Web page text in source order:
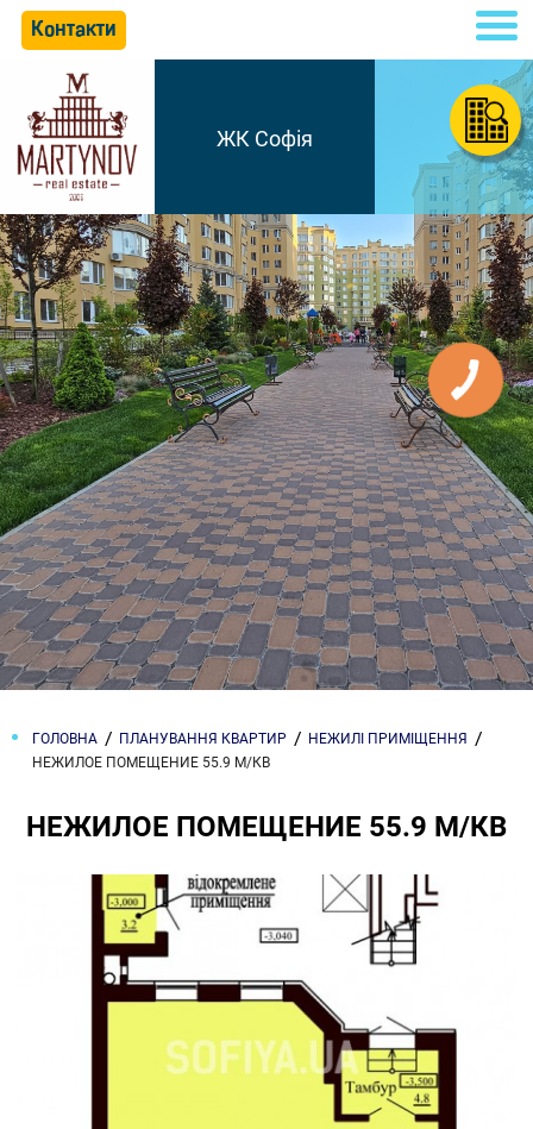
Контакти
ЖК Софія
ГОЛОВНА ПЛАНУВАННЯ КВАРТИР
НЕЖИЛІ ПРИМІЩЕННЯ
НЕЖИЛОЕ ПОМЕЩЕНИЕ 55.9 М/КВ
НЕЖИЛОЕ ПОМЕЩЕНИЕ 55.9 М/КВ